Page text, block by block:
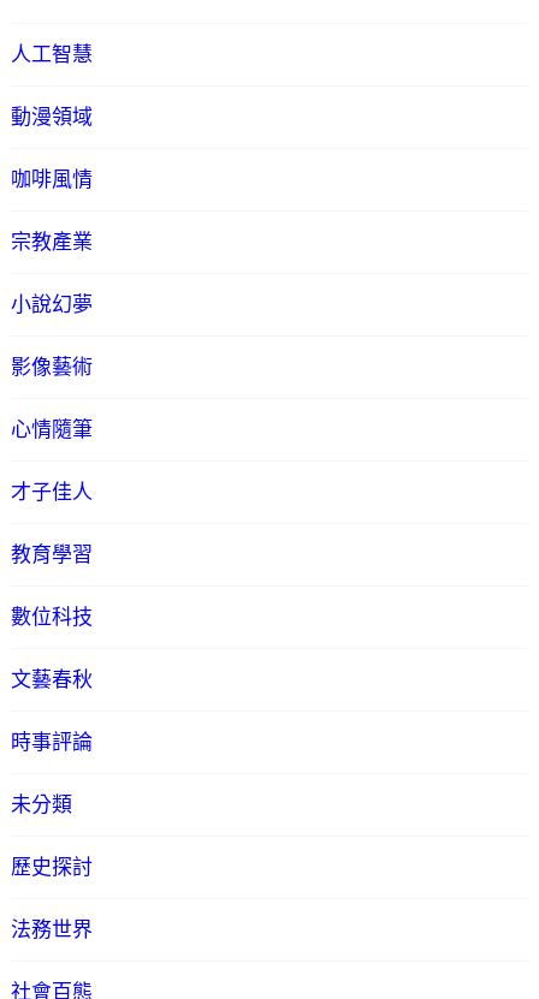
人工智慧
動漫領域
咖啡風情
宗教產業
小說幻夢
影像藝術
心情隨筆
才子佳人
教育學習
數位科技
文藝春秋
時事評論
未分類
歷史探討
法務世界
社會百態